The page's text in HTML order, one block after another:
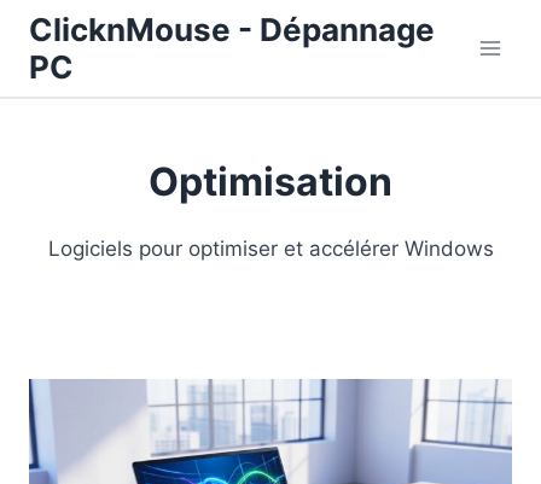
Aller
contenu
ClicknMouse - Dépannage
PC
Optimisation
Logiciels pour optimiser et accélérer Windows